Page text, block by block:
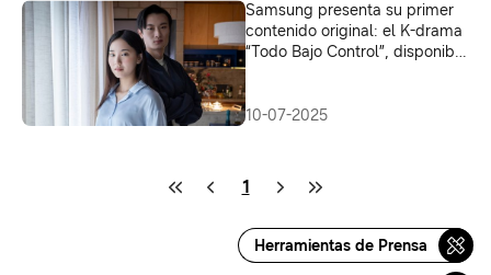
Samsung presenta su primer
contenido original: el K-drama
“Todo Bajo Control”, disponible
10-07-2025
1
Herramientas de Prensa